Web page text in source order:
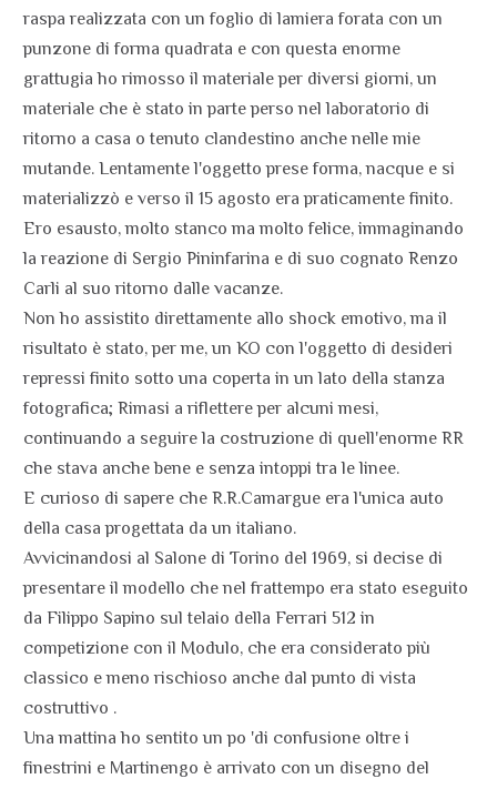
raspa realizzata con un foglio di lamiera forata con un
punzone di forma quadrata e con questa enorme
grattugia ho rimosso il materiale per diversi giorni, un
materiale che è stato in parte perso nel laboratorio di
ritorno a casa o tenuto clandestino anche nelle mie
mutande. Lentamente l'oggetto prese forma, nacque e si
materializzò e verso il 15 agosto era praticamente finito.
Ero esausto, molto stanco ma molto felice, immaginando
la reazione di Sergio Pininfarina e di suo cognato Renzo
Carli al suo ritorno dalle vacanze.
Non ho assistito direttamente allo shock emotivo, ma il
risultato è stato, per me, un KO con l'oggetto di desideri
repressi finito sotto una coperta in un lato della stanza
fotografica; Rimasi a riflettere per alcuni mesi,
continuando a seguire la costruzione di quell'enorme RR
che stava anche bene e senza intoppi tra le linee.
E curioso di sapere che R.R.Camargue era l'unica auto
della casa progettata da un italiano.
Avvicinandosi al Salone di Torino del 1969, si decise di
presentare il modello che nel frattempo era stato eseguito
da Filippo Sapino sul telaio della Ferrari 512 in
competizione con il Modulo, che era considerato più
classico e meno rischioso anche dal punto di vista
costruttivo .
Una mattina ho sentito un po 'di confusione oltre i
finestrini e Martinengo è arrivato con un disegno del